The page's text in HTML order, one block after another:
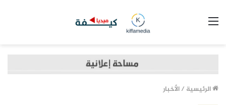
الرئيسية /الأخبار